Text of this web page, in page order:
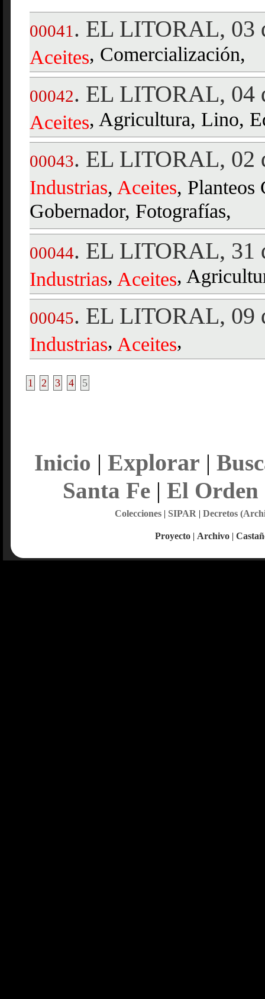
00041 . EL LITORAL, 03
Aceites, Comercialización,
00042. EL LITORAL, 04
Aceites, Agricultura, Lino,
00043. EL LITORAL, 02
Industrias, Aceites, Planteos
Gobernador, Fotografías,
00044. EL LITORAL, 31
Industrias, Aceites,
00045. EL LITORAL, 09
Industrias, Aceites,
1 2 3 4 5
Inicio | Explorar |
Santa Fe| El Orden
Colecciones| SIPAR | Decretos
Proyecto | Archivo |